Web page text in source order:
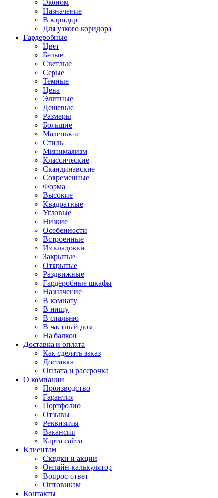
Эконом
Назначение
В коридор
Для узкого коридора
Гардеробные
Цвет
Белые
Светлые
Серые
Темные
Цена
Элитные
Дешевые
Размеры
Большие
Маленькие
Стиль
Минимализм
Классические
Скандинавские
Современные
Форма
Высокие
Квадратные
Угловые
Низкие
Особенности
Встроенные
Из кладовки
Закрытые
Открытые
Раздвижные
Гардеробные шкафы
Назначение
В комнату
В нишу
В спальню
В частный дом
На балкон
Доставка и оплата
Как сделать заказ
Доставка
Оплата и рассрочка
О компании
Производство
Гарантия
Портфолио
Отзывы
Реквизиты
Вакансии
Карта сайта
Клиентам
Скидки и акции
Онлайн-калькулятор
Вопрос-ответ
Оптовикам
Контакты